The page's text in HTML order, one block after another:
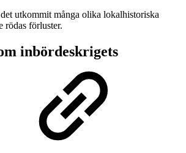
utkommit många olika lokalhistoriska
rödas förluster.
inbördeskrigets